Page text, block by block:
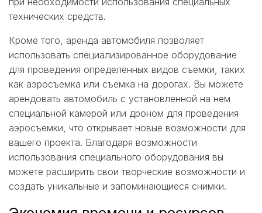
технических средств.
Кроме того, аренда автомобиля позволяет
использовать специализированное оборудование
для проведения определенных видов съемки, таких
как аэросъемка или съемка на дорогах. Вы можете
арендовать автомобиль с установленной на нем
специальной камерой или дроном для проведения
аэросъемки, что открывает новые возможности для
вашего проекта. Благодаря возможности
использования специального оборудования вы
можете расширить свои творческие возможности и
создать уникальные и запоминающиеся снимки.